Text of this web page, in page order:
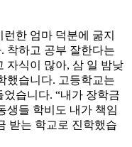
한 엄마 덕분에 굶지
착하고 공부 잘한다는
자식이 많아, 삼 일 밤낮
했습니다. 고등학교는
습니다. “내가 장학금
생들 학비도 내가 책임
받는 학교로 진학했습